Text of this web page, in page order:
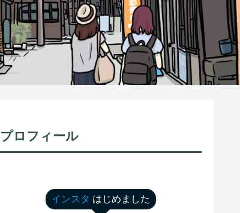
プロフィール
インスタ はじめました